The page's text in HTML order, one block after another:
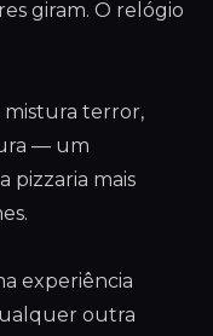
giram. O relógio
mistura terror,
— um
pizzaria mais
experiência
outra